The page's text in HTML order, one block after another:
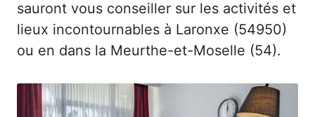
sauront vous conseiller sur les activités et
lieux incontournables à Laronxe (54950)
ou en dans la Meurthe-et-Moselle (54).